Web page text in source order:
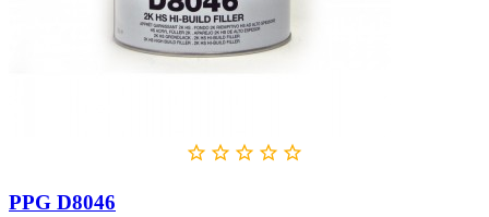
    
PPG D8046